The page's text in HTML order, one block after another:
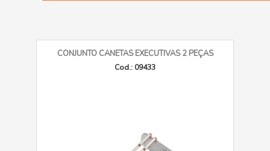
CONJUNTO CANETAS EXECUTIVAS 2 PEÇAS
Cod.: 09433